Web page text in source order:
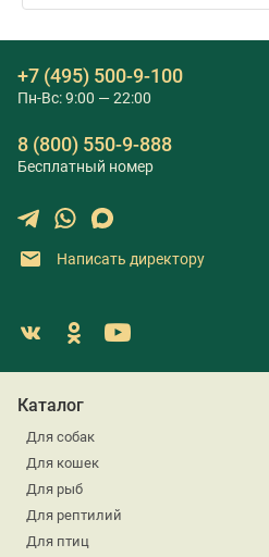
+7 (495) 500-9-100
Пн-Вс: 9:00 — 22:00
8 (800) 550-9-888
Бесплатный номер
Написать директору
Каталог
Для собак
Для кошек
Для рыб
Для рептилий
Для птиц